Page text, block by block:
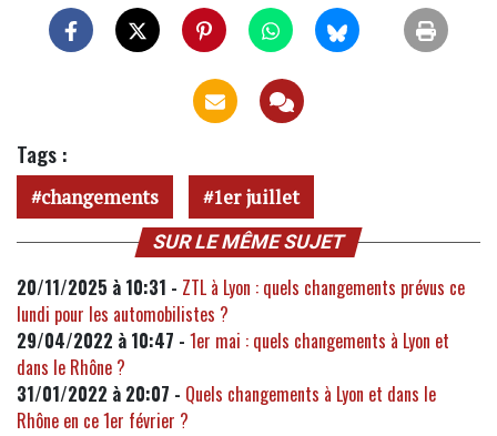
Tags :
changements 1er juillet
SUR LE MÊME SUJET
20/11/2025 à 10:31 - ZTL à Lyon : quels changements prévus ce
lundi pour les automobilistes ?
29/04/2022 à 10:47 - 1er mai : quels changements à Lyon et
dans le Rhône ?
31/01/2022 à 20:07 - Quels changements à Lyon et dans le
Rhône en ce 1er février ?